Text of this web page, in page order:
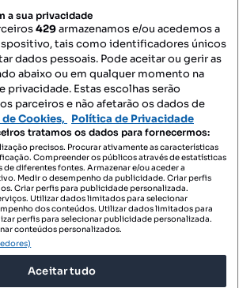
SIGA-NOS:
DESCARREGAR NA:
a sua privacidade
429armazenamos e/ou acedemos a
tais como identificadores únicos
dados pessoais. Pode aceitar ou gerir as
abaixo ou em qualquer momento na
privacidade. Estas escolhas serão
parceiros e não afetarão os dados de
Cookies, Política de Privacidade
tratamos os dados para fornecermos:
precisos. Procurar ativamente as características
Compreender os públicos através de estatísticas
diferentes fontes. Armazenar e/ou aceder a
Medir o desempenho da publicidade. Criar perfis
Criar perfis para publicidade personalizada.
Utilizar dados limitados para selecionar
dos conteúdos. Utilizar dados limitados para
perfis para selecionar publicidade personalizada.
conteúdos personalizados.
Aceitar tudo